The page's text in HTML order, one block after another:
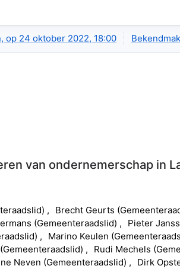
op 24 oktober 2022, 18:00
van ondernemerschap in
) Brecht Geurts (
(Gemeenteraadslid) Pieter
) Marino Keulen (
(Gemeenteraadslid) Rudi Mechels (
Neven (Gemeenteraadslid) Dirk